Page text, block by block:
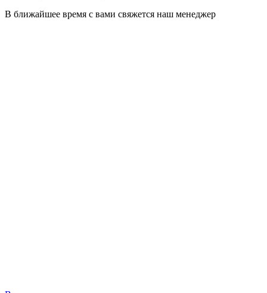
В ближайшее время с вами свяжется наш менеджер